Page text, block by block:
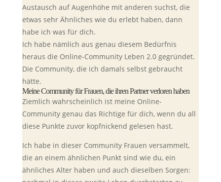
Austausch auf Augenhöhe mit anderen suchst, die
etwas sehr Ähnliches wie du erlebt haben, dann
habe ich was für dich.
Ich habe nämlich aus genau diesem Bedürfnis
heraus die Online-Community Leben 2.0 gegründet.
Die Community, die ich damals selbst gebraucht
hätte.
Meine Community für Frauen, die ihren Partner verloren haben
Ziemlich wahrscheinlich ist meine Online-
Community genau das Richtige für dich, wenn du all
diese Punkte zuvor kopfnickend gelesen hast.
Ich habe in dieser Community Frauen versammelt,
die an einem ähnlichen Punkt sind wie du, ein
ähnliches Alter haben und auch dieselben Sorgen: